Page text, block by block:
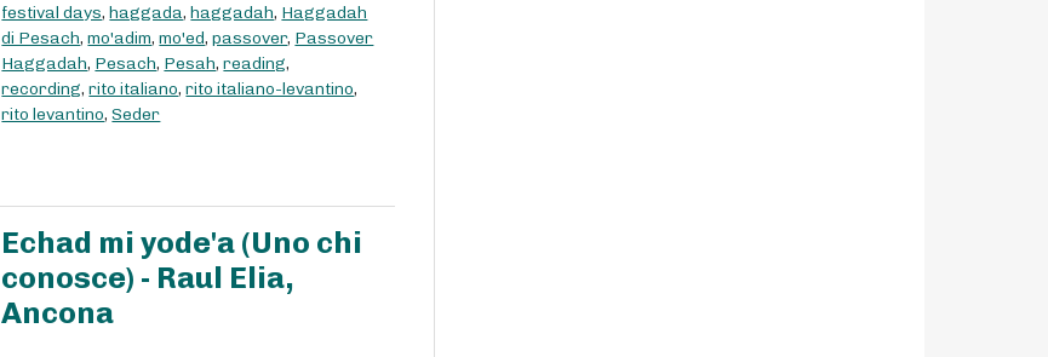
festival days,haggada,haggadah, Haggadah
di Pesach,mo'adim,mo'ed,passover, Passover
Haggadah, Pesach, Pesah,reading,
recording,rito italiano,rito italiano-levantino,
rito levantino,Seder
Echad mi yode'a (Uno chi
conosce) - Raul Elia,
Ancona